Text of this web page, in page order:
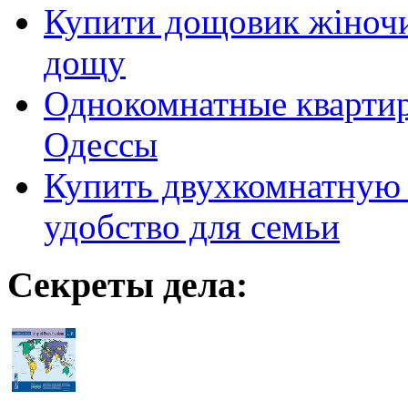
Купити дощовик
дощу
Однокомнатные
Одессы
Купить
удобство для семьи
Секреты дела: